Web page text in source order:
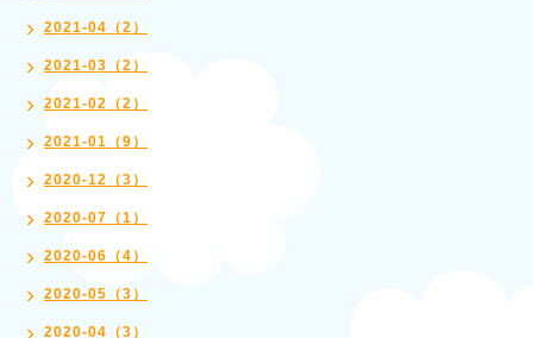
2021-04（2）
2021-03（2）
2021-02（2）
2021-01（9）
2020-12（3）
2020-07（1）
2020-06（4）
2020-05（3）
2020-04（3）